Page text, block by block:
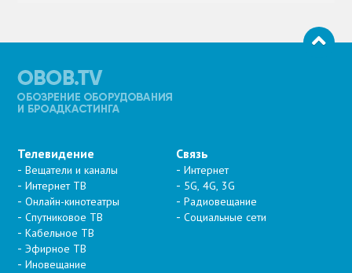
Телевидение
Вещатели и каналы
Интернет ТВ
Онлайн-кинотеатры
Спутниковое ТВ
Кабельное ТВ
Эфирное ТВ
Иновещание
Связь
Интернет
5G, 4G, 3G
Радиовещание
Социальные сети